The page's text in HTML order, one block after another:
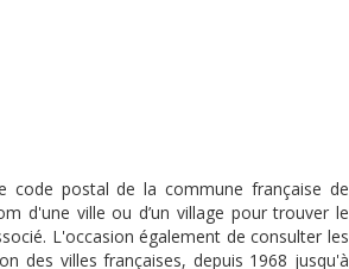
code postal de la commune française de
d'une ville ou d’un village pour trouver le
L'occasion également de consulter les
des villes françaises, depuis 1968 jusqu'à